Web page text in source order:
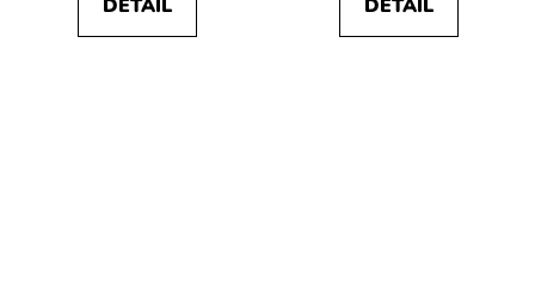
DETAIL DETAIL